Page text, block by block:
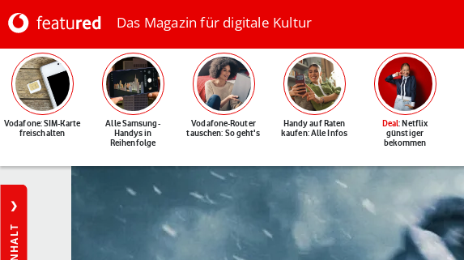
Das Magazin für digitale Kultur
Vodafone: SIM-Karte
freischalten
Alle Samsung-
Handys in
Reihenfolge
Vodafone-Router
tauschen: So geht's
Handy auf Raten
kaufen: Alle Infos
Deal: Netflix
günstiger
bekommen
INHALT